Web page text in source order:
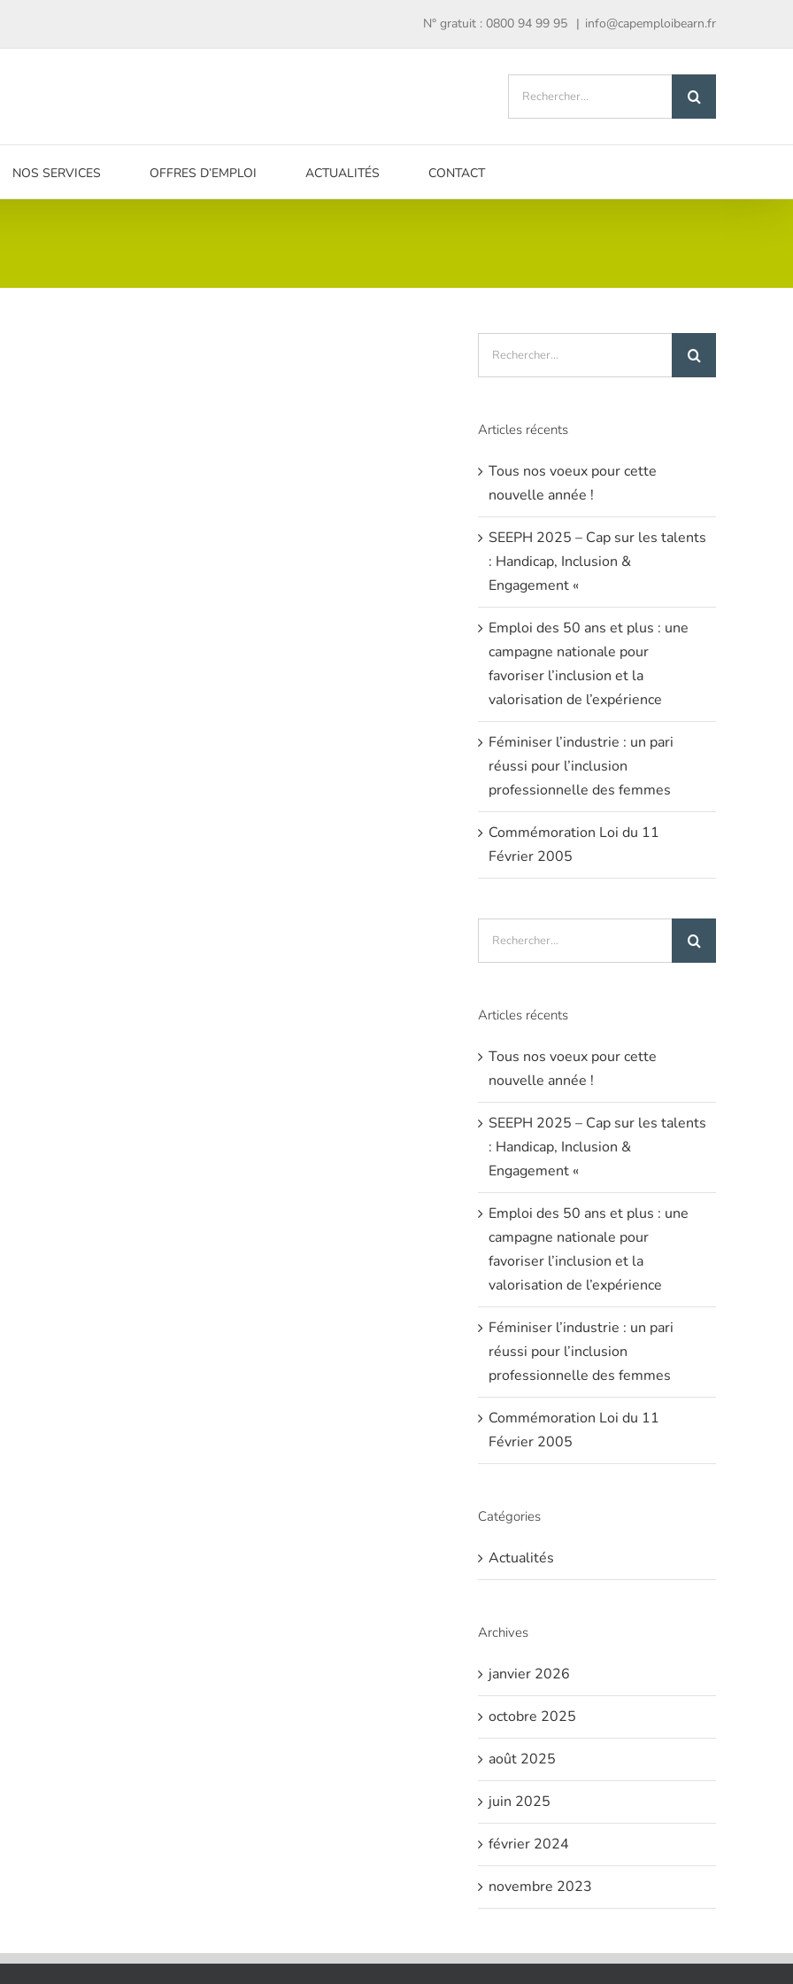
N° gratuit : 0800 94 99 95 | info@capemploibearn.fr
NOS SERVICES OFFRES D’EMPLOI ACTUALITÉS CONTACT
Articles récents
Tous nos voeux pour cette
nouvelle année !
SEEPH 2025 – Cap sur les talents
: Handicap, Inclusion &
Engagement «
Emploi des 50 ans et plus : une
campagne nationale pour
favoriser l’inclusion et la
valorisation de l’expérience
Féminiser l’industrie : un pari
réussi pour l’inclusion
professionnelle des femmes
Commémoration Loi du 11
Février 2005
Articles récents
Tous nos voeux pour cette
nouvelle année !
SEEPH 2025 – Cap sur les talents
: Handicap, Inclusion &
Engagement «
Emploi des 50 ans et plus : une
campagne nationale pour
favoriser l’inclusion et la
valorisation de l’expérience
Féminiser l’industrie : un pari
réussi pour l’inclusion
professionnelle des femmes
Commémoration Loi du 11
Février 2005
Catégories
Actualités
Archives
janvier 2026
octobre 2025
août 2025
juin 2025
février 2024
novembre 2023